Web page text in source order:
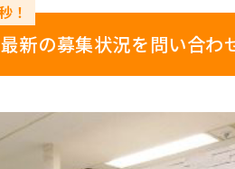
最新の募集状況を問い合わ